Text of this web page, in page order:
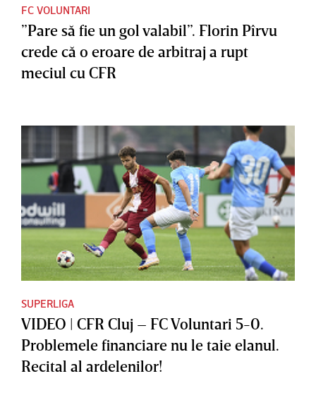
FC VOLUNTARI
”Pare să fie un gol valabil”. Florin Pîrvu
crede că o eroare de arbitraj a rupt
meciul cu CFR
SUPERLIGA
VIDEO | CFR Cluj – FC Voluntari 5-0.
Problemele financiare nu le taie elanul.
Recital al ardelenilor!